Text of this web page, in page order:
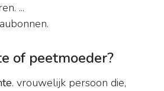
...
of peetmoeder?
. vrouwelijk persoon die,